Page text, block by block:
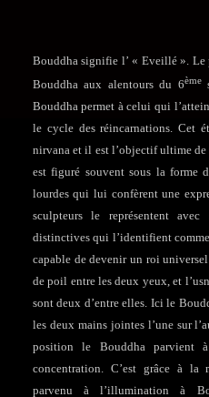
Bouddha signifie l’ « Eveillé ». Le
Bouddha aux alentours du 6ème
Bouddha permet à celui qui
le cycle des réincarnations. Cet
nirvana et il est l’objectif ultime
est figuré souvent sous la forme
lourdes qui lui confèrent une
sculpteurs le représentent
distinctives qui l’identifient
capable de devenir un roi
de poil entre les deux yeux, et
sont deux d’entre elles. Ici le
les deux mains jointes l’une sur
position le Bouddha parvient
concentration. C’est grâce à
parvenu à l’illumination à